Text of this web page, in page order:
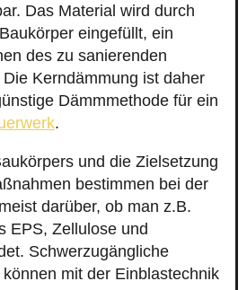
Das Material wird durch
eingefüllt, ein
des zu sanierenden
Kerndämmung ist daher
Dämmmethode für ein
.
und die Zielsetzung
bestimmen bei der
darüber, ob man z.B.
EPS, Zellulose und
Schwerzugängliche
mit der Einblastechnik